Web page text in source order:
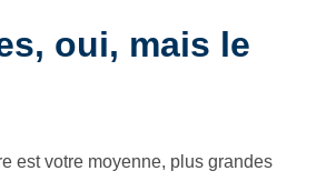
oui, mais le
est votre moyenne, plus grandes